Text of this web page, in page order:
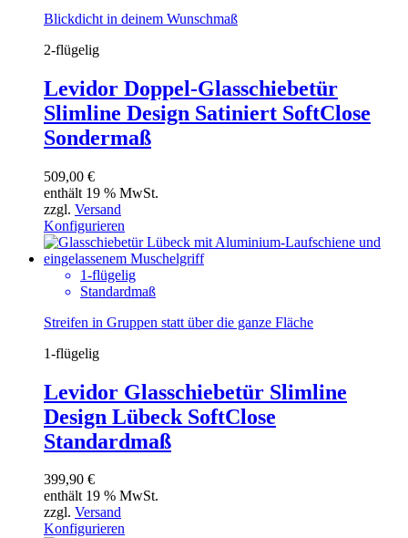
Blickdicht in deinem Wunschmaß
2-flügelig
Levidor Doppel-Glasschiebetür
Slimline Design Satiniert SoftClose
Sondermaß
509,00 €
enthält 19 % MwSt.
zzgl. Versand
Konfigurieren
1-flügelig
Standardmaß
Streifen in Gruppen statt über die ganze Fläche
1-flügelig
Levidor Glasschiebetür Slimline
Design Lübeck SoftClose
Standardmaß
399,90 €
enthält 19 % MwSt.
zzgl. Versand
Konfigurieren